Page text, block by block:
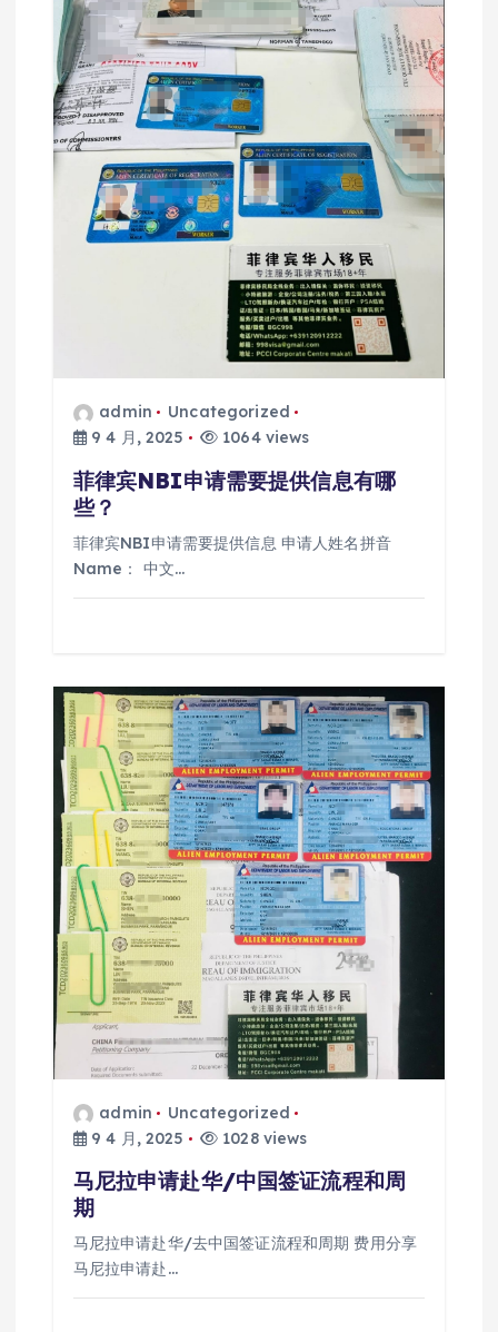
admin
Uncategorized
9 4 月, 2025
1064 views
菲律宾NBI申请需要提供信息有哪
些？
菲律宾NBI申请需要提供信息 申请人姓名拼音
Name： 中文…
admin
Uncategorized
9 4 月, 2025
1028 views
马尼拉申请赴华/中国签证流程和周
期
马尼拉申请赴华/去中国签证流程和周期 费用分享
马尼拉申请赴…